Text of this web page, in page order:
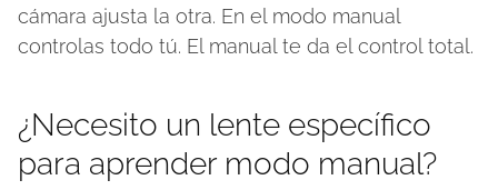
cámara ajusta la otra. En el modo manual
controlas todo tú. El manual te da el control total.
¿Necesito un lente específico
para aprender modo manual?